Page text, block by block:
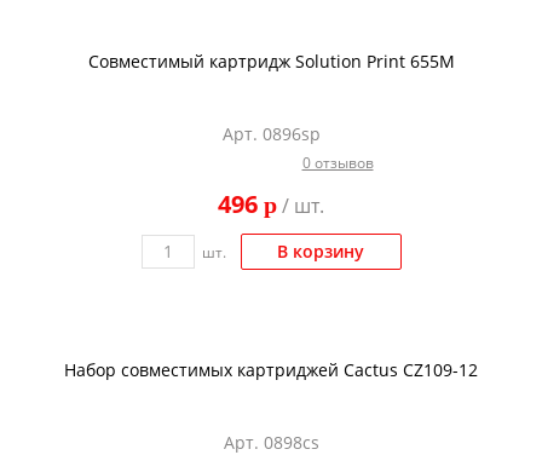
Совместимый картридж Solution Print 655M
Арт. 0896sp
0 отзывов
496 p/ шт.
шт. В корзину
Набор совместимых картриджей Cactus CZ109-12
Арт. 0898cs